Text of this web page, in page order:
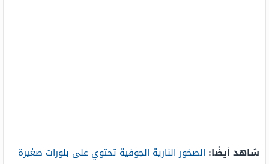
شاهد أيضًا: الصخور النارية الجوفية تحتوي على بلورات صغيرة